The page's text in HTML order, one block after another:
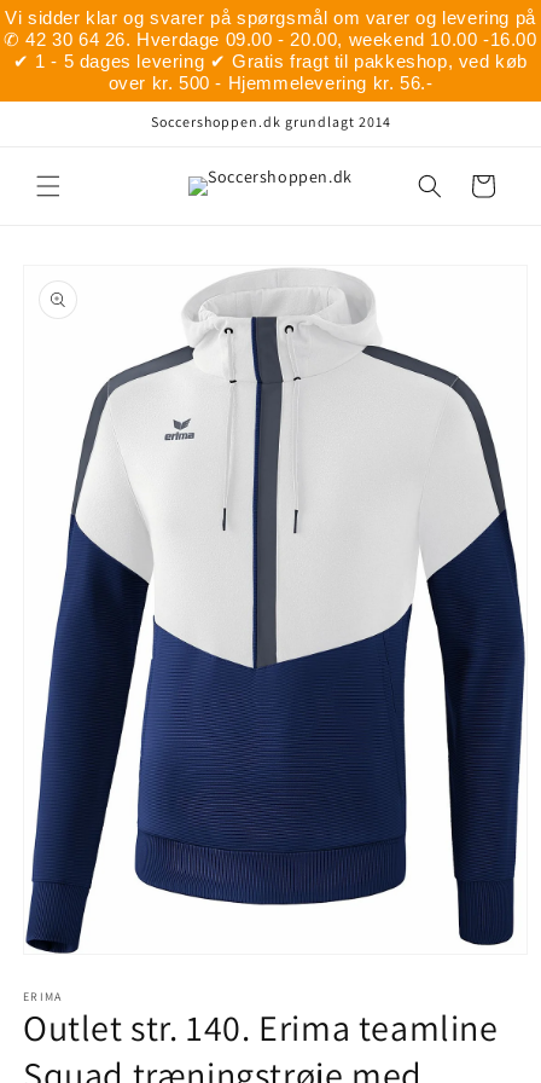
Vi sidder klar og svarer på spørgsmål om varer og levering på
✆ 42 30 64 26. Hverdage 09.00 - 20.00, weekend 10.00 -16.00
✔ 1 - 5 dages levering ✔ Gratis fragt til pakkeshop, ved køb
over kr. 500 - Hjemmelevering kr. 56.-
Gå til
indhold
Soccershoppen.dk grundlagt 2014
Indkøbskurv
1
modus
ERIMA
Outlet str. 140. Erima teamline